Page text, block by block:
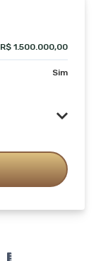
R$ 1.500.000,00
Sim